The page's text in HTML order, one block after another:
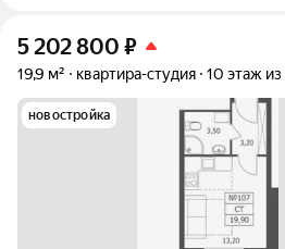
5 202 800 ₽
19,9 м² квартира-студия 10 этаж из
новостройка